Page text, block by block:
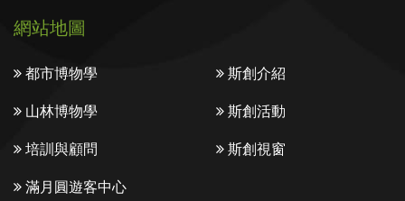
網站地圖
都市博物學
山林博物學
培訓與顧問
滿月圓遊客中心
斯創介紹
斯創活動
斯創視窗